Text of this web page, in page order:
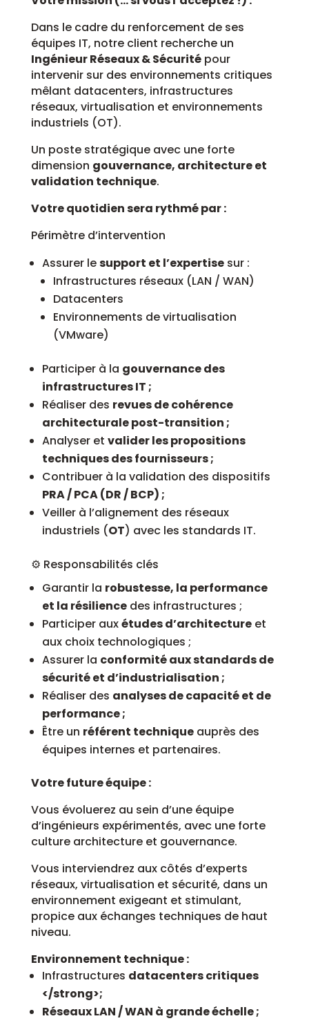
Dans le cadre du renforcement de ses
équipes IT, notre client recherche un
Ingénieur Réseaux & Sécuritépour
intervenir sur des environnements critiques
mêlant datacenters, infrastructures
réseaux, virtualisation et environnements
industriels (OT).
Un poste stratégique avec une forte
dimension gouvernance, architecture et
validation technique.
Votre quotidien sera rythmé par :
Périmètre d’intervention
Assurer lesupport et l’expertisesur :
Infrastructures réseaux (LAN / WAN)
Datacenters
Environnements de virtualisation
(VMware)
Participer à la gouvernance des
infrastructures IT ;
Réaliser des revues de cohérence
architecturale post-transition ;
Analyser et valider les propositions
techniques des fournisseurs ;
Contribuer à la validation des dispositifs
PRA / PCA (DR / BCP) ;
Veiller à l’alignement des réseaux
industriels (OT) avec les standards IT.
⚙️ Responsabilités clés
Garantir la robustesse, la performance
et la résiliencedes infrastructures ;
Participer auxétudes d’architectureet
aux choix technologiques ;
Assurer la conformité aux standards de
sécurité et d’industrialisation ;
Réaliser des analyses de capacité et de
performance ;
Être un référent techniqueauprès des
équipes internes et partenaires.
Votre future équipe :
Vous évoluerez au sein d’une équipe
d’ingénieurs expérimentés, avec une forte
culture architecture et gouvernance.
Vous interviendrez aux côtés d’experts
réseaux, virtualisation et sécurité, dans un
environnement exigeant et stimulant,
propice aux échanges techniques de haut
niveau.
Environnement technique :
Infrastructures datacenters critiques
</strong>;
RéseauxLAN / WAN à grande échelle ;